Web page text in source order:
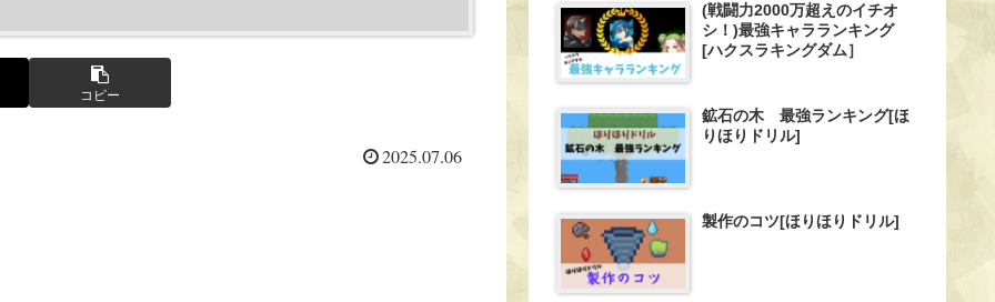
コピー
2025.07.06
(戦闘力2000万超えのイチオ
シ！)最強キャラランキング
[ハクスラキングダム］
鉱石の木 最強ランキング[ほ
りほりドリル]
製作のコツ[ほりほりドリル]